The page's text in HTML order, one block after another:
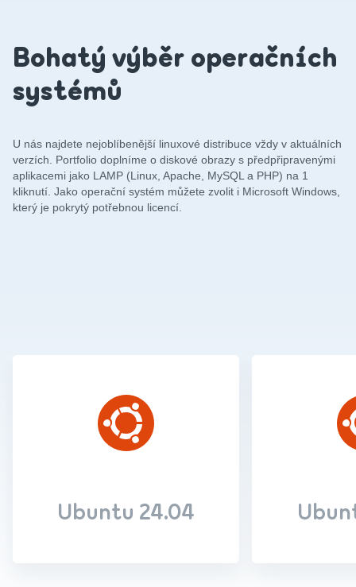
Bohatý výběr operačních
systémů
U nás najdete nejoblíbenější linuxové distribuce vždy v aktuálních
verzích. Portfolio doplníme o diskové obrazy s předpřipravenými
aplikacemi jako LAMP (Linux, Apache, MySQL a PHP) na 1
kliknutí. Jako operační systém můžete zvolit i Microsoft Windows,
který je pokrytý potřebnou licencí.
Ubuntu 24.04